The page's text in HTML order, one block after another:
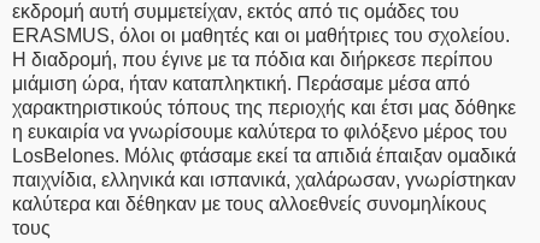
εκδρομή αυτή συμμετείχαν, εκτός από τις ομάδες του
ERASMUS, όλοι οι μαθητές και οι μαθήτριες του σχολείου.
Η διαδρομή, που έγινε με τα πόδια και διήρκεσε περίπου
μιάμιση ώρα, ήταν καταπληκτική. Περάσαμε μέσα από
χαρακτηριστικούς τόπους της περιοχής και έτσι μας δόθηκε
η ευκαιρία να γνωρίσουμε καλύτερα το φιλόξενο μέρος του
LosBelones. Μόλις φτάσαμε εκεί τα απιδιά έπαιξαν ομαδικά
παιχνίδια, ελληνικά και ισπανικά, χαλάρωσαν, γνωρίστηκαν
καλύτερα και δέθηκαν με τους αλλοεθνείς συνομηλίκους
τους